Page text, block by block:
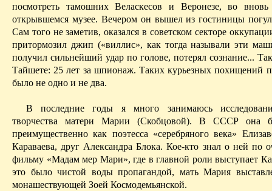
посмотреть тамошнихВеласкесов и Веронезе, во
открывшемся музее. Вечером он вышел из гостиницы
Сам тогоне заметив, оказался в советском секторе
притормозил джип («виллис», как тогда называли эти
получил сильнейший удар по голове, потерял сознание...
Тайшете: 25 лет за шпионаж. Таких курьезных похищений
было не одно и не два.
В последние годы я много занимаюсь
творчества матери Марии (Скобцовой). В СССР она
преимущественно как поэтесса «серебряного века»
Караваева, друг Александра Блока. Кое-кто знал о ней по
фильму «Мадам мер Мари», где в главной роли выступает
это было чистой воды пропагандой, мать Мария
монашествующей Зоей Космодемьянской.